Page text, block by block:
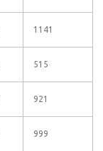
1141
515
921
999